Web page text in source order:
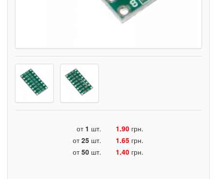
от 1 шт. 1.90 грн.
от25 шт. 1.65 грн.
от50 шт. 1.40 грн.